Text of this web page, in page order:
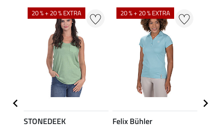
20 % + 20 % EXTRA
STONEDEEK
20 % + 20 % EXTRA
Felix Bühler